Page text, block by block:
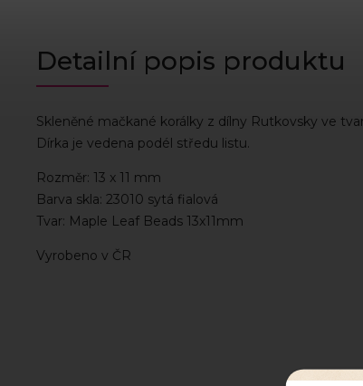
Detailní popis produktu
Skleněné mačkané korálky z dílny Rutkovsky ve
Dírka je vedena podél středu listu.
Rozměr: 13 x 11 mm
Barva skla: 23010 sytá fialová
Tvar: Maple Leaf Beads 13x11mm
Vyrobeno v ČR